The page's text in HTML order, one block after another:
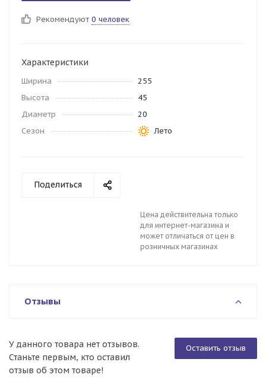
Рекомендуют 0 человек
Характеристики
Ширина
255
Высота
45
Диаметр
20
Сезон
Лето
Поделиться
Цена действительна только
для интернет-магазина и
может отличаться от цен в
розничных магазинах
Отзывы
Оставить отзыв
У данного товара нет отзывов.
Станьте первым, кто оставил
отзыв об этом товаре!